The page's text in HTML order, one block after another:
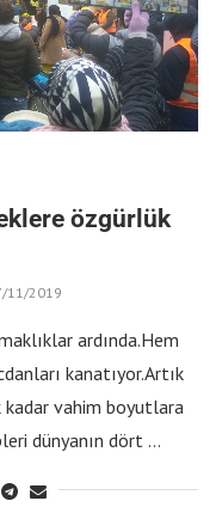
özgürlük
11/2019
ardında.Hem
kanatıyor.Artık
kadar vahim boyutlara
dünyanın dört …